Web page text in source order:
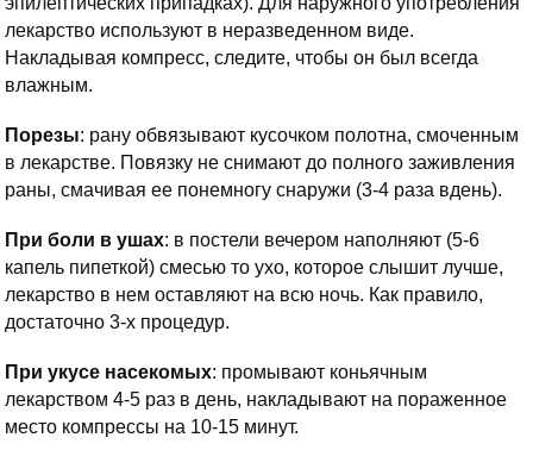
лекарство используют в неразведенном виде.
Накладывая компресс, следите, чтобы он был всегда
влажным.
Порезы: рану обвязывают кусочком полотна, смоченным
в лекарстве. Повязку не снимают до полного заживления
раны, смачивая ее понемногу снаружи (3-4 раза вдень).
При боли в ушах: в постели вечером наполняют (5-6
капель пипеткой) смесью то ухо, которое слышит лучше,
лекарство в нем оставляют на всю ночь. Как правило,
достаточно 3-х процедур.
При укусе насекомых: промывают коньячным
лекарством 4-5 раз в день, накладывают на пораженное
место компрессы на 10-15 минут.